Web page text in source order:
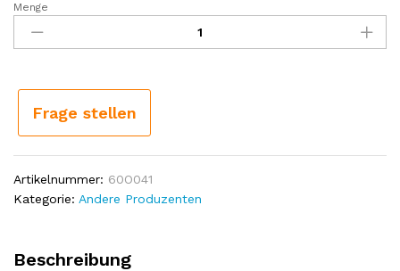
Ventil
Relaisventil
vgl.
passend
4
Menge
Menge
Frage stellen
Artikelnummer: 60O041
Kategorie: Andere Produzenten
Beschreibung